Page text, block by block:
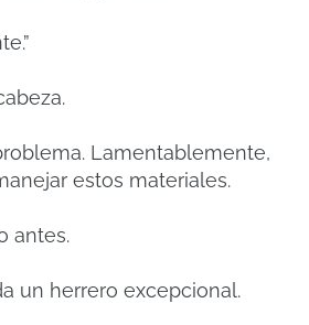
Lamentablemente,
estos materiales.
antes.
un herrero excepcional.